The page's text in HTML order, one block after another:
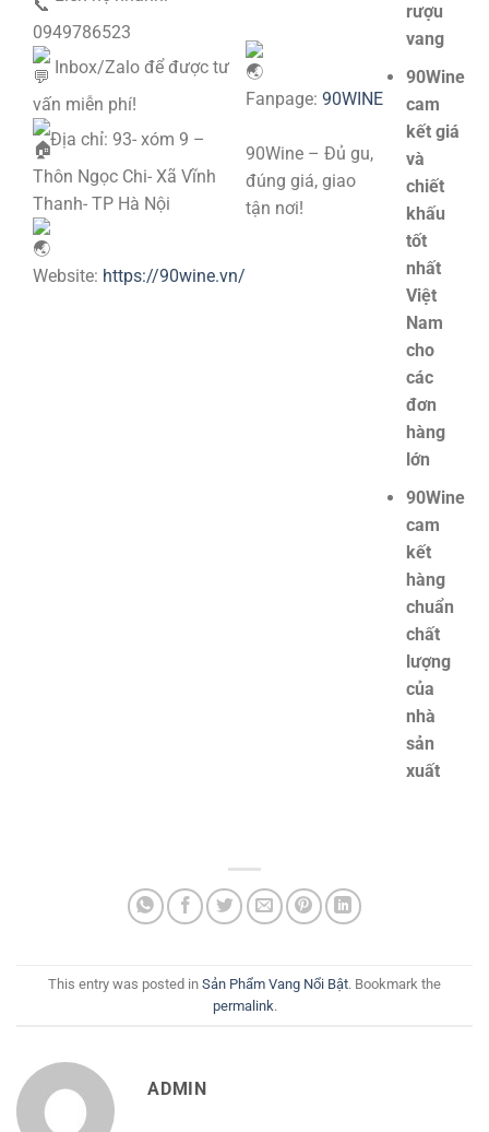
0949786523
Inbox/Zalo để được tư
vấn miễn phí!
Địa chỉ: 93- xóm 9 –
Thôn Ngọc Chi- Xã Vĩnh
Thanh- TP Hà Nội
Website: https://90wine.vn/
Fanpage: 90WINE
90Wine – Đủ gu,
đúng giá, giao
tận nơi!
rượu
vang
90Wine
cam
kết giá
và
chiết
khấu
tốt
nhất
Việt
Nam
cho
các
đơn
hàng
lớn
90Wine
cam
kết
hàng
chuẩn
chất
lượng
của
nhà
sản
xuất
This entry was posted in Sản Phẩm Vang Nổi Bật. Bookmark the
permalink.
ADMIN